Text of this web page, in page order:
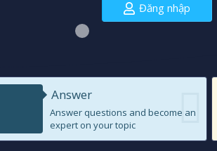
Đăng nhập
Answer
Answer questions and become an
expert on your topic